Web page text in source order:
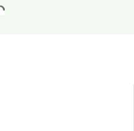
va fi prezent la
Ceasuri de buzunar